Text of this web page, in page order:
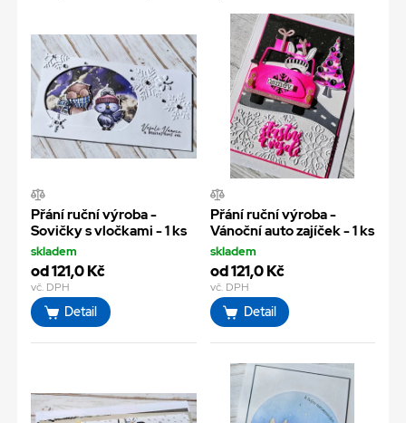
Přání ruční výroba -
Sovičky s vločkami - 1 ks
skladem
od 121,0 Kč
vč. DPH
Detail
Přání ruční výroba -
Vánoční auto zajíček - 1 ks
skladem
od 121,0 Kč
vč. DPH
Detail